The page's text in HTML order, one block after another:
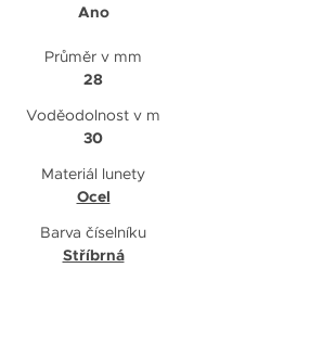
Ano
Průměr v mm
28
Voděodolnost v m
30
Materiál lunety
Ocel
Barva číselníku
Stříbrná